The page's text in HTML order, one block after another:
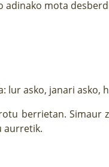
mota
lur asko, janari asko,
berrietan.
aurretik.